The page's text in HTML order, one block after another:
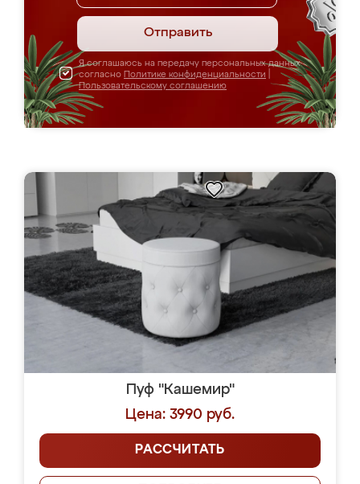
Отправить
Я соглашаюсь на передачу персональных данных
согласно Политике конфиденциальности
Пользовательскому соглашению
Пуф "Кашемир"
Цена: 3990 руб.
РАССЧИТАТЬ